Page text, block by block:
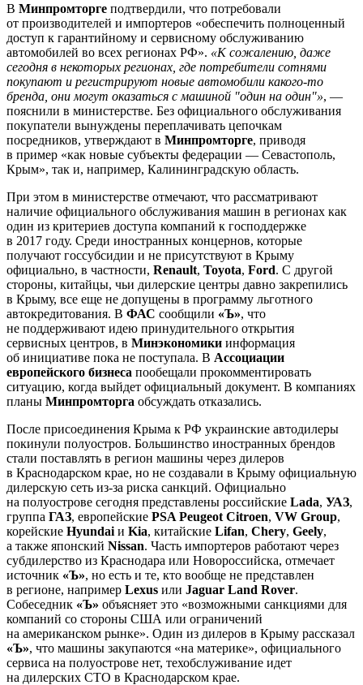
В Минпромторге подтвердили, что потребовали
от производителей и импортеров «обеспечить полноценный
доступ к гарантийному и сервисному обслуживанию
автомобилей во всех регионах РФ». «К сожалению, даже
сегодня в некоторых регионах, где потребители сотнями
покупают и регистрируют новые автомобили какого-то
бренда, они могут оказаться с машиной "один на один"», —
пояснили в министерстве. Без официального обслуживания
покупатели вынуждены переплачивать цепочкам
посредников, утверждают в Минпромторге, приводя
в пример «как новые субъекты федерации — Севастополь,
Крым», так и, например, Калининградскую область.
При этом в министерстве отмечают, что рассматривают
наличие официального обслуживания машин в регионах как
один из критериев доступа компаний к господдержке
в 2017 году. Среди иностранных концернов, которые
получают госсубсидии и не присутствуют в Крыму
официально, в частности, Renault, Toyota, Ford. С другой
стороны, китайцы, чьи дилерские центры давно закрепились
в Крыму, все еще не допущены в программу льготного
автокредитования. В ФАС сообщили «Ъ», что
не поддерживают идею принудительного открытия
сервисных центров, в Минэкономики информация
об инициативе пока не поступала. В Ассоциации
европейского бизнеса пообещали прокомментировать
ситуацию, когда выйдет официальный документ. В компаниях
планы Минпромторга обсуждать отказались.
После присоединения Крыма к РФ украинские автодилеры
покинули полуостров. Большинство иностранных брендов
стали поставлять в регион машины через дилеров
в Краснодарском крае, но не создавали в Крыму официальную
дилерскую сеть из-за риска санкций. Официально
на полуострове сегодня представлены российские Lada, УАЗ,
группа ГАЗ, европейские PSA Peugeot Citroen, VW Group,
корейские Hyundai и Kia, китайские Lifan, Chery, Geely,
а также японский Nissan. Часть импортеров работают через
субдилерство из Краснодара или Новороссийска, отмечает
источник «Ъ», но есть и те, кто вообще не представлен
в регионе, например Lexus или Jaguar Land Rover.
Собеседник «Ъ» объясняет это «возможными санкциями для
компаний со стороны США или ограничений
на американском рынке». Один из дилеров в Крыму рассказал
«Ъ», что машины закупаются «на материке», официального
сервиса на полуострове нет, техобслуживание идет
на дилерских СТО в Краснодарском крае.